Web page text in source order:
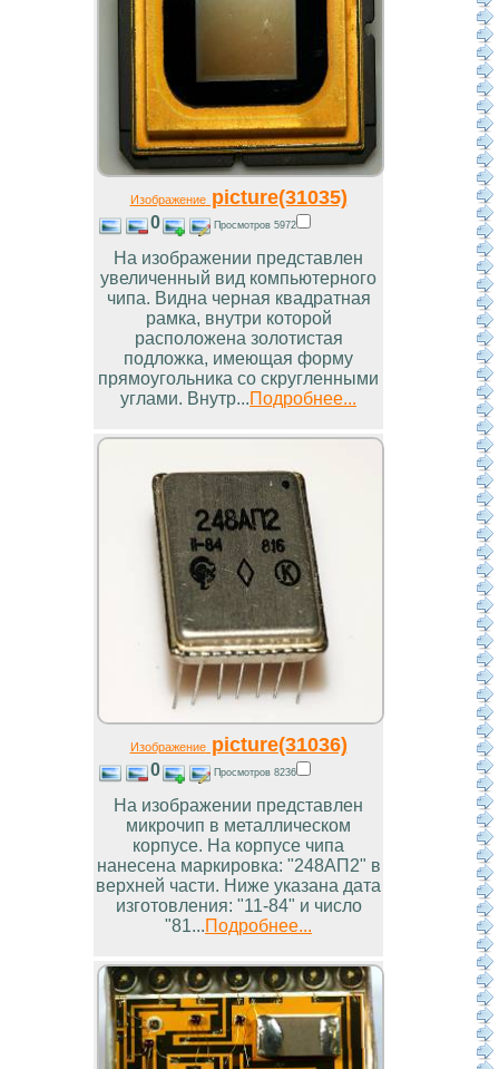
Изображениеpicture(31035)
0 Просмотров 5972
На изображении представлен
увеличенный вид компьютерного
чипа. Видна черная квадратная
рамка, внутри которой
расположена золотистая
подложка, имеющая форму
прямоугольника со скругленными
углами. Внутр...Подробнее...
Изображениеpicture(31036)
0 Просмотров 8236
На изображении представлен
микрочип в металлическом
корпусе. На корпусе чипа
нанесена маркировка: "248АП2" в
верхней части. Ниже указана дата
изготовления: "11-84" и число
"81...Подробнее...